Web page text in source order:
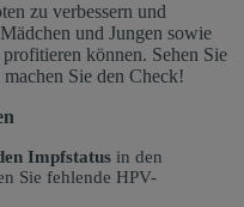
zu verbessern und
und Jungen sowie
können. Sehen Sie
Sie den Check!
Impfstatusin den
Sie fehlende HPV-